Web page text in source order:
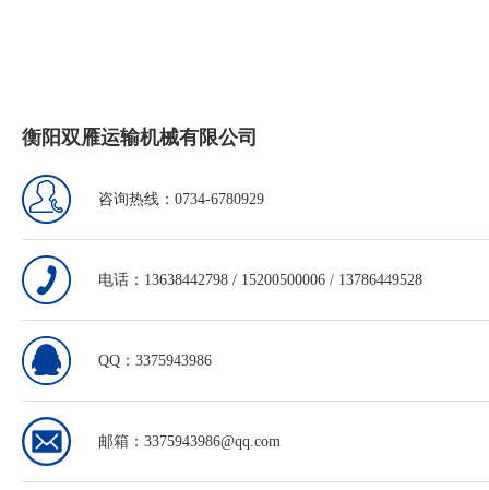
衡阳双雁运输机械有限公司
咨询热线：0734-6780929
电话：13638442798 / 15200500006 / 13786449528
QQ：3375943986
邮箱：3375943986@qq.com